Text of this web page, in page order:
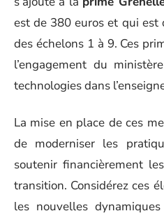
est de 380 euros et qui est
des échelons 1 à 9. Ces
l’engagement du
technologies dans
La mise en place de ces
de moderniser les
soutenir financièrement
transition. Considérez ces
les nouvelles